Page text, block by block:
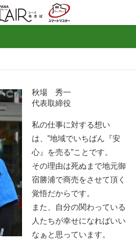
秋場 秀一
代表取締役
私の仕事に対する想い
は、”地域でいちばん『安
心』を売る”ことです。
その理由は死ぬまで地元御
宿勝浦で商売をさせて頂く
覚悟だからです。
また、自分の関わっている
人たちが幸せになればいい
なぁと思っています。